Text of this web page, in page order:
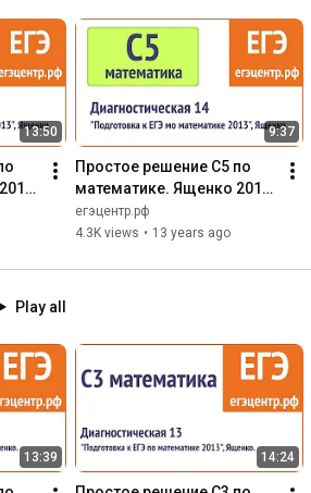
13:50 9:37
Простое решение C5 по
математике. Ященко 2013,
диагностическая 14
егэцентр.рф
4.3K views • 13 years ago
Play all
13:39 14:24